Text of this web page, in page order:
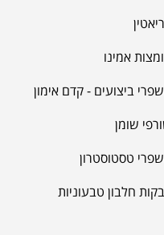
אמינו
ביצועים - קדם אימון
שומן
טסטוסטרון
חלבון טבעוניות